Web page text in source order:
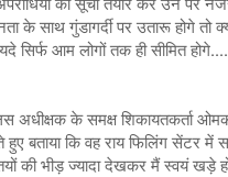
की सूची तैयार कर उन पर
के साथ गुंडागर्दी पर उतारू होगे
सिर्फ आम लोगों तक ही सीमित
के समक्ष शिकायतकर्ता ओमकार
बताया कि वह राय फिलिंग सेंटर
की भीड़ ज्यादा देखकर मैं स्वयं